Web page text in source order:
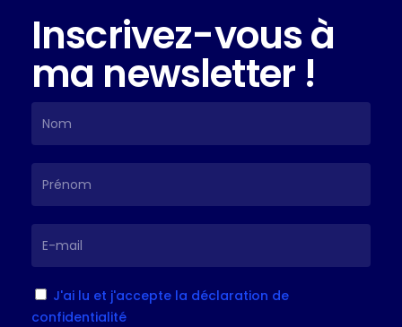
Inscrivez-vous à
ma newsletter !
J'ai lu et j'accepte la déclaration de
confidentialité